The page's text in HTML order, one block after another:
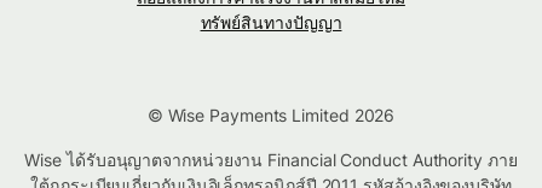
ทรัพย์สินทางปัญญา
© Wise Payments Limited 2026
Wise ได้รับอนุญาตจากหน่วยงาน Financial Conduct Authority ภาย